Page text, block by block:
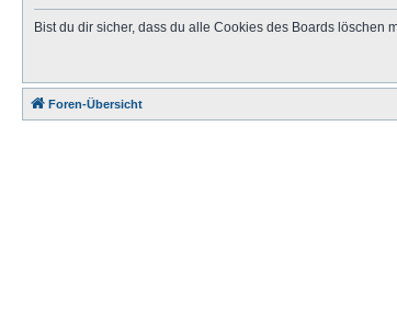
Bist du dir sicher, dass du alle Cookies des Boards löschen
Foren-Übersicht